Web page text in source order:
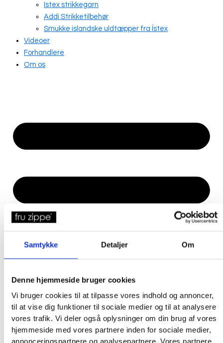
Samtykke Detaljer Om
Denne hjemmeside bruger cookies
Vi bruger cookies til at tilpasse vores indhold og annoncer,
til at vise dig funktioner til sociale medier og til at analysere
vores trafik. Vi deler også oplysninger om din brug af vores
hjemmeside med vores partnere inden for sociale medier,
Istex strikkegarn
Addi Strikketilbehør
Smukke islandske uldtæpper fra Ístex
Videoer
Forhandlere
Om os